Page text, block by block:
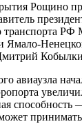
Рощино
РФ
Ямало-
авиаузла
способность